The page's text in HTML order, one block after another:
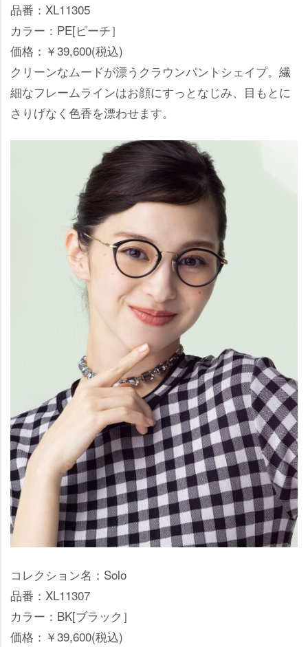
品番：XL11305
カラー：PE[ピーチ］
価格：￥39,600(税込)
クリーンなムードが漂うクラウンパントシェイプ。繊
細なフレームラインはお顔にすっとなじみ、目もとに
さりげなく色香を漂わせます。
コレクション名：Solo
品番：XL11307
カラー：BK[ブラック］
価格：￥39,600(税込)